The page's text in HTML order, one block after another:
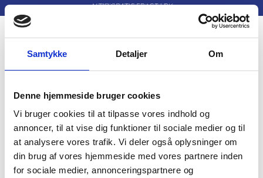
Samtykke Detaljer Om
Denne hjemmeside bruger cookies
Vi bruger cookies til at tilpasse vores indhold og
annoncer, til at vise dig funktioner til sociale medier og til
at analysere vores trafik. Vi deler også oplysninger om
din brug af vores hjemmeside med vores partnere inden
for sociale medier, annonceringspartnere og
ALTID GRATIS FRAGT I DK
30 DAGES RETURRET
Skifte navigation
Skunk Funk